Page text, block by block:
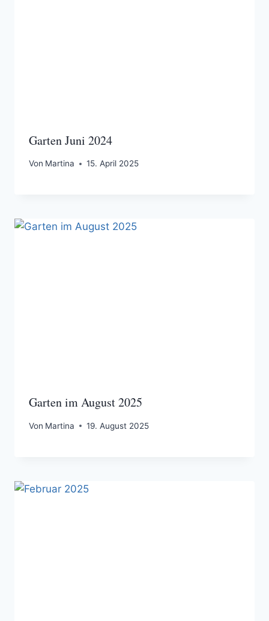
Garten Juni 2024
Von Martina 15. April 2025
Garten im August 2025
Von Martina 19. August 2025